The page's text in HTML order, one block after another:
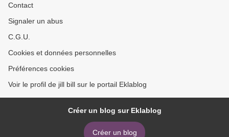
Contact
Signaler un abus
C.G.U.
Cookies et données personnelles
Préférences cookies
Voir le profil de jill bill sur le portail Eklablog
Créer un blog sur Eklablog
Créer un blog